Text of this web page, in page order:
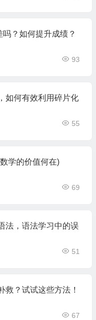
？如何提升成绩？
93
如何有效利用碎片化
55
学的价值何在)
69
法，语法学习中的误
51
救？试试这些方法！
67